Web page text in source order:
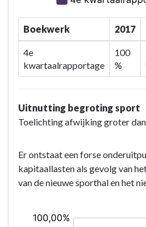
Boekwerk 2017
4e
kwartaalrapportage
100
%
Uitnutting begroting sport
Toelichting afwijking groter
Er ontstaat een forse
kapitaallasten als gevolg van
van de nieuwe sporthal en het